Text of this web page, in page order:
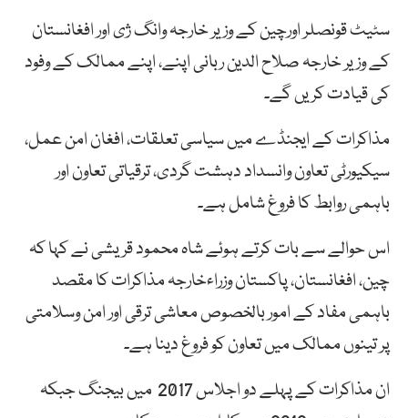
سٹیٹ قونصلر اورچین کے وزیر خارجہ وانگ ژی اور افغانستان
کے وزیر خارجہ صلاح الدین ربانی اپنے، اپنے ممالک کے وفود
کی قیادت کریں گے۔
مذاکرات کے ایجنڈے میں سیاسی تعلقات، افغان امن عمل،
سیکیورٹی تعاون وانسداد دہشت گردی، ترقیاتی تعاون اور
باہمی روابط کا فروغ شامل ہے۔
اس حوالے سے بات کرتے ہوئے شاہ محمود قریشی نے کہا کہ
چین، افغانستان، پاکستان وزراءخارجہ مذاکرات کا مقصد
باہمی مفاد کے امور بالخصوص معاشی ترقی اور امن وسلامتی
پر تینوں ممالک میں تعاون کو فروغ دینا ہے۔
ان مذاکرات کے پہلے دو اجلاس 2017 میں بیجنگ جبکہ